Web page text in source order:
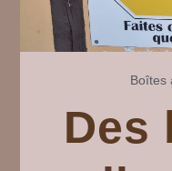
Boîtes
Des